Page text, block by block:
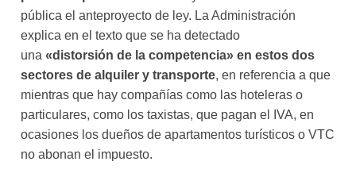
pública el anteproyecto de ley. La Administración
explica en el texto que se ha detectado
una «distorsión de la competencia» en estos dos
sectores de alquiler y transporte, en referencia a que
mientras que hay compañías como las hoteleras o
particulares, como los taxistas, que pagan el IVA, en
ocasiones los dueños de apartamentos turísticos o VTC
no abonan el impuesto.